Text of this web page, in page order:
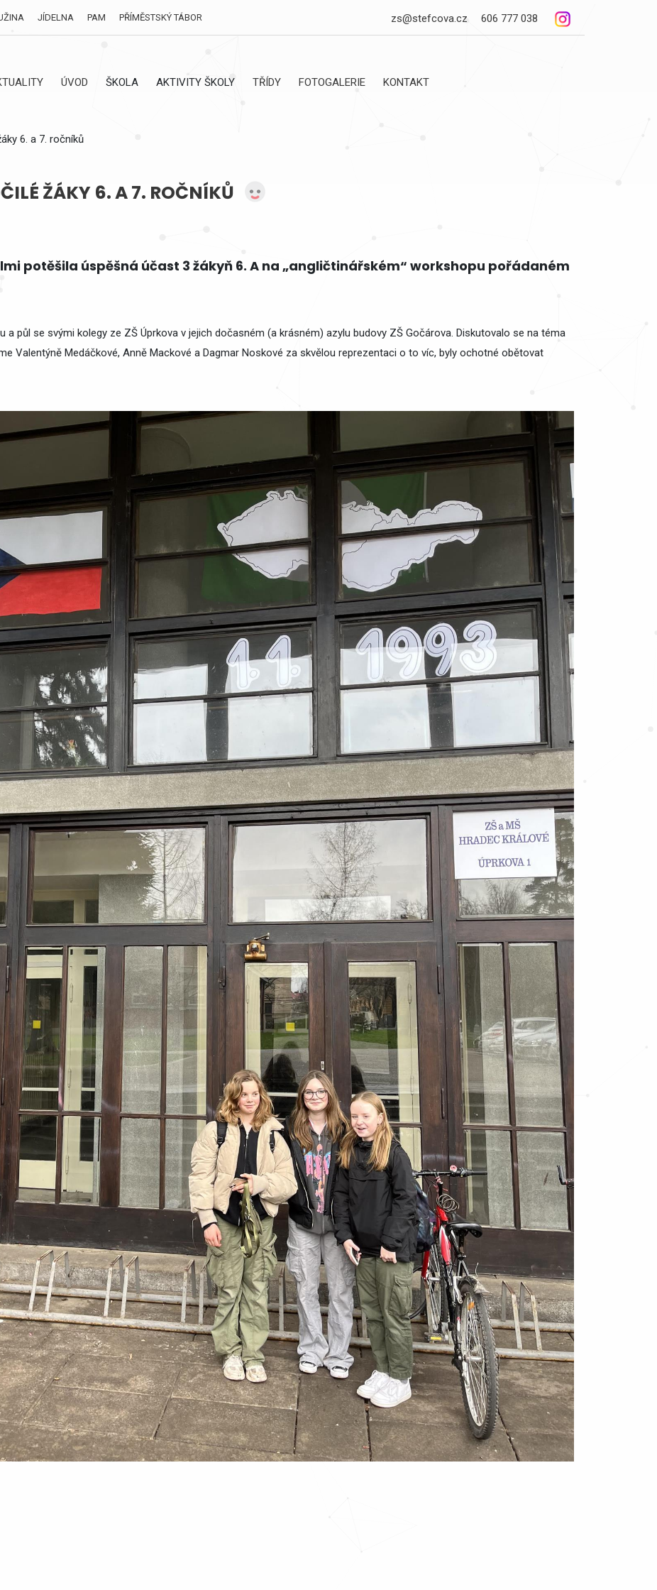
JÍDELNA PAM PŘÍMĚSTSKÝ TÁBOR zs@stefcova.cz 606 777 038
ÚVOD ŠKOLA AKTIVITY ŠKOLY TŘÍDY FOTOGALERIE KONTAKT
6. a 7. ročníků
ŽÁKY 6. A 7. ROČNÍKŮ
potěšila úspěšná účast 3 žákyň 6. A na „angličtinářském“ workshopu pořádaném
a půl se svými kolegy ze ZŠ Úprkova v jejich dočasném (a krásném) azylu budovy ZŠ Gočárova. Diskutovalo se na téma
Valentýně Medáčkové, Anně Mackové a Dagmar Noskové za skvělou reprezentaci o to víc, byly ochotné obětovat